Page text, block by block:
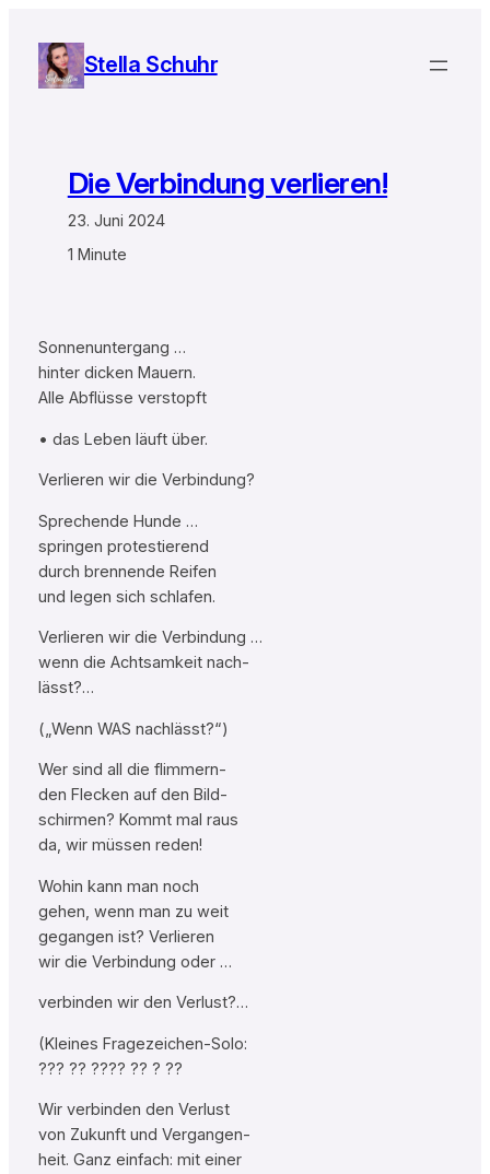
Inhalt
springen
Stella Schuhr
Die Verbindung verlieren!
23. Juni 2024
1 Minute
Sonnenuntergang …
hinter dicken Mauern.
Alle Abflüsse verstopft
• das Leben läuft über.
Verlieren wir die Verbindung?
Sprechende Hunde …
springen protestierend
durch brennende Reifen
und legen sich schlafen.
Verlieren wir die Verbindung …
wenn die Achtsamkeit nach-
lässt?…
(„Wenn WAS nachlässt?“)
Wer sind all die flimmern-
den Flecken auf den Bild-
schirmen? Kommt mal raus
da, wir müssen reden!
Wohin kann man noch
gehen, wenn man zu weit
gegangen ist? Verlieren
wir die Verbindung oder …
verbinden wir den Verlust?…
(Kleines Fragezeichen-Solo:
??? ?? ???? ?? ? ??
Wir verbinden den Verlust
von Zukunft und Vergangen-
heit. Ganz einfach: mit einer